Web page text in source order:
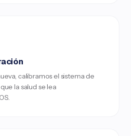
calibramos el sistema de
la salud se lea